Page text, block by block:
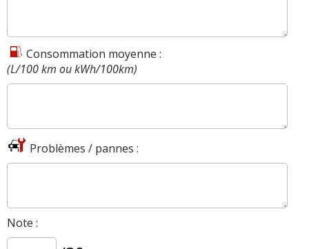
Consommation moyenne :
(L/100 km ou kWh/100km)
Problèmes / pannes :
Note :